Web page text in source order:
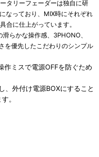
タリーフェーダーは独自に研
なっており、MIX時にそれぞれ
合に仕上がっています。
らかな操作感、3PHONO、
を優先したこだわりのシンプル
作ミスで電源OFFを防ぐため
、外付け電源BOXにすること
。